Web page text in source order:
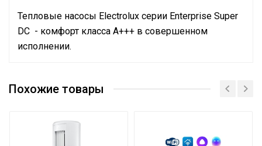
Тепловые насосы Electrolux серии Enterprise Super
DC - комфорт класса А+++ в совершенном
исполнении.
производительность
Сетевой кабель
Управление c мобильного
Похожие товары